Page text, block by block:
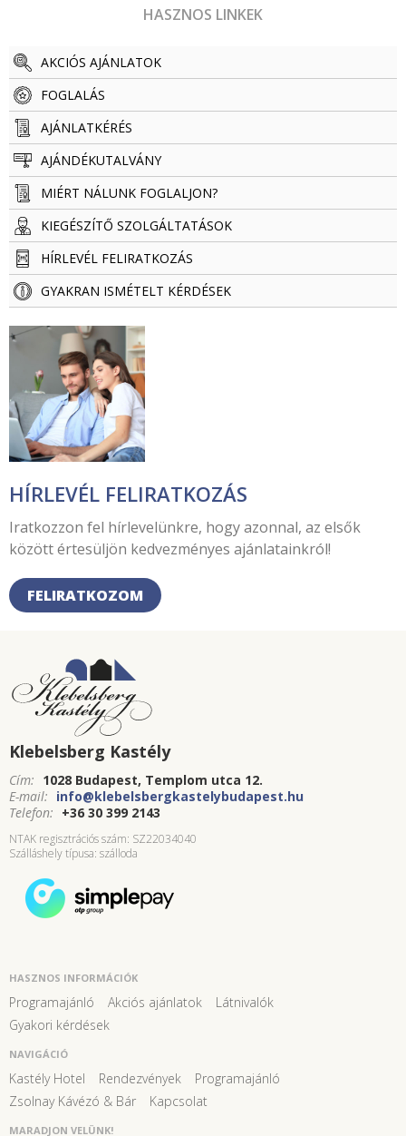
HASZNOS LINKEK
AKCIÓS AJÁNLATOK
FOGLALÁS
AJÁNLATKÉRÉS
AJÁNDÉKUTALVÁNY
MIÉRT NÁLUNK FOGLALJON?
KIEGÉSZÍTŐ SZOLGÁLTATÁSOK
HÍRLEVÉL FELIRATKOZÁS
GYAKRAN ISMÉTELT KÉRDÉSEK
HÍRLEVÉL FELIRATKOZÁS
Iratkozzon fel hírlevelünkre, hogy azonnal, az elsők
között értesüljön kedvezményes ajánlatainkról!
FELIRATKOZOM
Klebelsberg Kastély
Cím: 1028 Budapest, Templom utca 12.
E-mail: info@klebelsbergkastelybudapest.hu
Telefon: +36 30 399 2143
NTAK regisztrációs szám: SZ22034040
Szálláshely típusa: szálloda
HASZNOS INFORMÁCIÓK
Programajánló Akciós ajánlatok
Látnivalók
Gyakori kérdések
NAVIGÁCIÓ
Kastély Hotel Rendezvények
Programajánló
Zsolnay Kávézó & Bár
Kapcsolat
MARADJON VELÜNK!